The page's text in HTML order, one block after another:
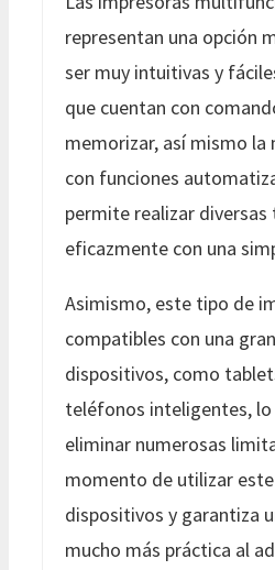
representan una opción
ser muy intuitivas y
que cuentan con
memorizar, así mismo la
con funciones
permite realizar diversas
eficazmente con una
Asimismo, este tipo de
compatibles con una
dispositivos, como
teléfonos inteligentes, lo
eliminar numerosas
momento de utilizar
dispositivos y garantiza
mucho más práctica al